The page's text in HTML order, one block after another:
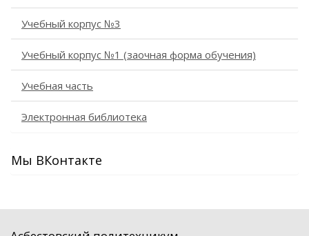
Учебный корпус №3
Учебный корпус №1 (заочная форма обучения)
Учебная часть
Электронная библиотека
Мы ВКонтакте